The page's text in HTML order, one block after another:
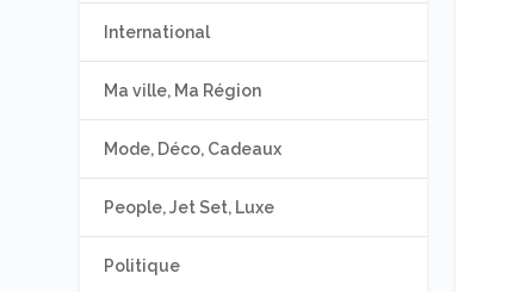
International
Ma ville, Ma Région
Mode, Déco, Cadeaux
People, Jet Set, Luxe
Politique